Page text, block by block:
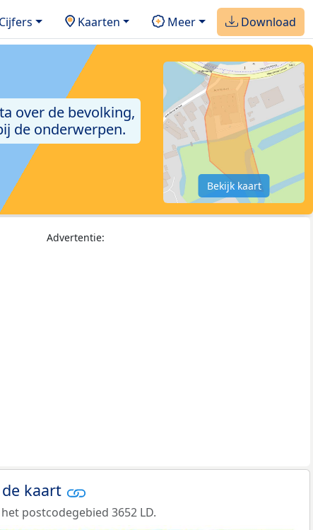
Cijfers Kaarten Meer Download
over de bevolking,
de onderwerpen.
Bekijk kaart
Advertentie:
de kaart
postcodegebied 3652 LD.